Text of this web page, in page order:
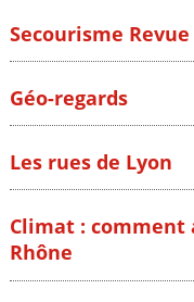
Secourisme Revue
Géo-regards
Les rues de Lyon
Climat : comment
Rhône